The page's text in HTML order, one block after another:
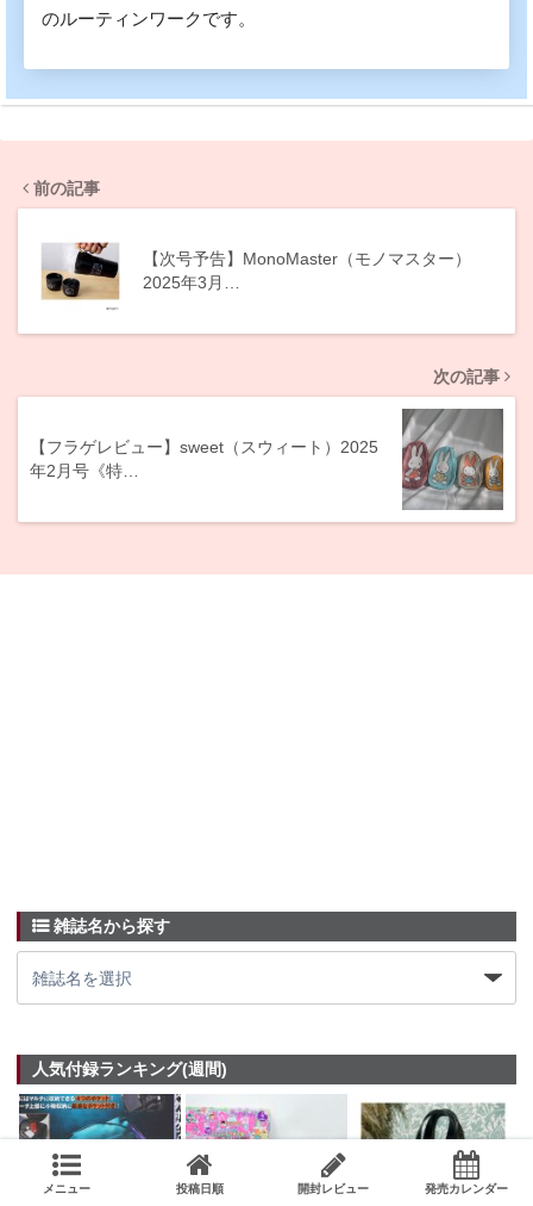
のルーティンワークです。
前の記事
【次号予告】MonoMaster（モノマスター）
2025年3月…
次の記事
【フラゲレビュー】sweet（スウィート）2025
年2月号《特…
雑誌名から探す
人気付録ランキング(週間)
メニュー 投稿日順 開封レビュー 発売カレンダー